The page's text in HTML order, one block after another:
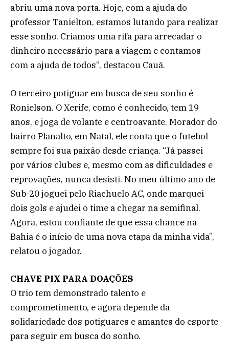
abriu uma nova porta. Hoje, com a ajuda do
professor Tanielton, estamos lutando para realizar
esse sonho. Criamos uma rifa para arrecadar o
dinheiro necessário para a viagem e contamos
com a ajuda de todos”, destacou Cauã.
O terceiro potiguar em busca de seu sonho é
Ronielson. O Xerife, como é conhecido, tem 19
anos, e joga de volante e centroavante. Morador do
bairro Planalto, em Natal, ele conta que o futebol
sempre foi sua paixão desde criança. “Já passei
por vários clubes e, mesmo com as dificuldades e
reprovações, nunca desisti. No meu último ano de
Sub-20 joguei pelo Riachuelo AC, onde marquei
dois gols e ajudei o time a chegar na semifinal.
Agora, estou confiante de que essa chance na
Bahia é o início de uma nova etapa da minha vida”,
relatou o jogador.
CHAVE PIX PARA DOAÇÕES
O trio tem demonstrado talento e
comprometimento, e agora depende da
solidariedade dos potiguares e amantes do esporte
para seguir em busca do sonho.